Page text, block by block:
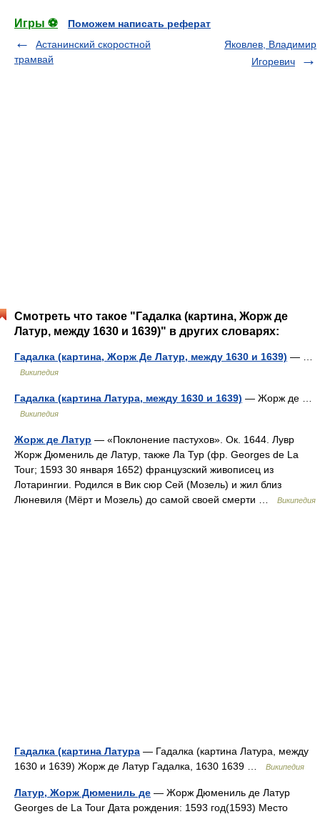
Игры ⚽
Поможем написать реферат
Астанинский скоростной
трамвай
Яковлев, Владимир
Игоревич
Смотреть что такое "Гадалка (картина, Жорж де
Латур, между 1630 и 1639)" в других словарях:
Гадалка (картина, Жорж Де Латур, между 1630 и 1639) — …
Википедия
Гадалка (картина Латура, между 1630 и 1639) — Жорж де …
Википедия
Жорж де Латур — «Поклонение пастухов». Ок. 1644. Лувр
Жорж Дюмениль де Латур, также Ла Тур (фр. Georges de La
Tour; 1593 30 января 1652) французский живописец из
Лотарингии. Родился в Вик сюр Сей (Мозель) и жил близ
Люневиля (Мёрт и Мозель) до самой своей смерти …
Википедия
Гадалка (картина Латура — Гадалка (картина Латура, между
1630 и 1639) Жорж де Латур Гадалка, 1630 1639 …
Википедия
Латур, Жорж Дюмениль де — Жорж Дюмениль де Латур
Georges de La Tour Дата рождения: 1593 год(1593) Место